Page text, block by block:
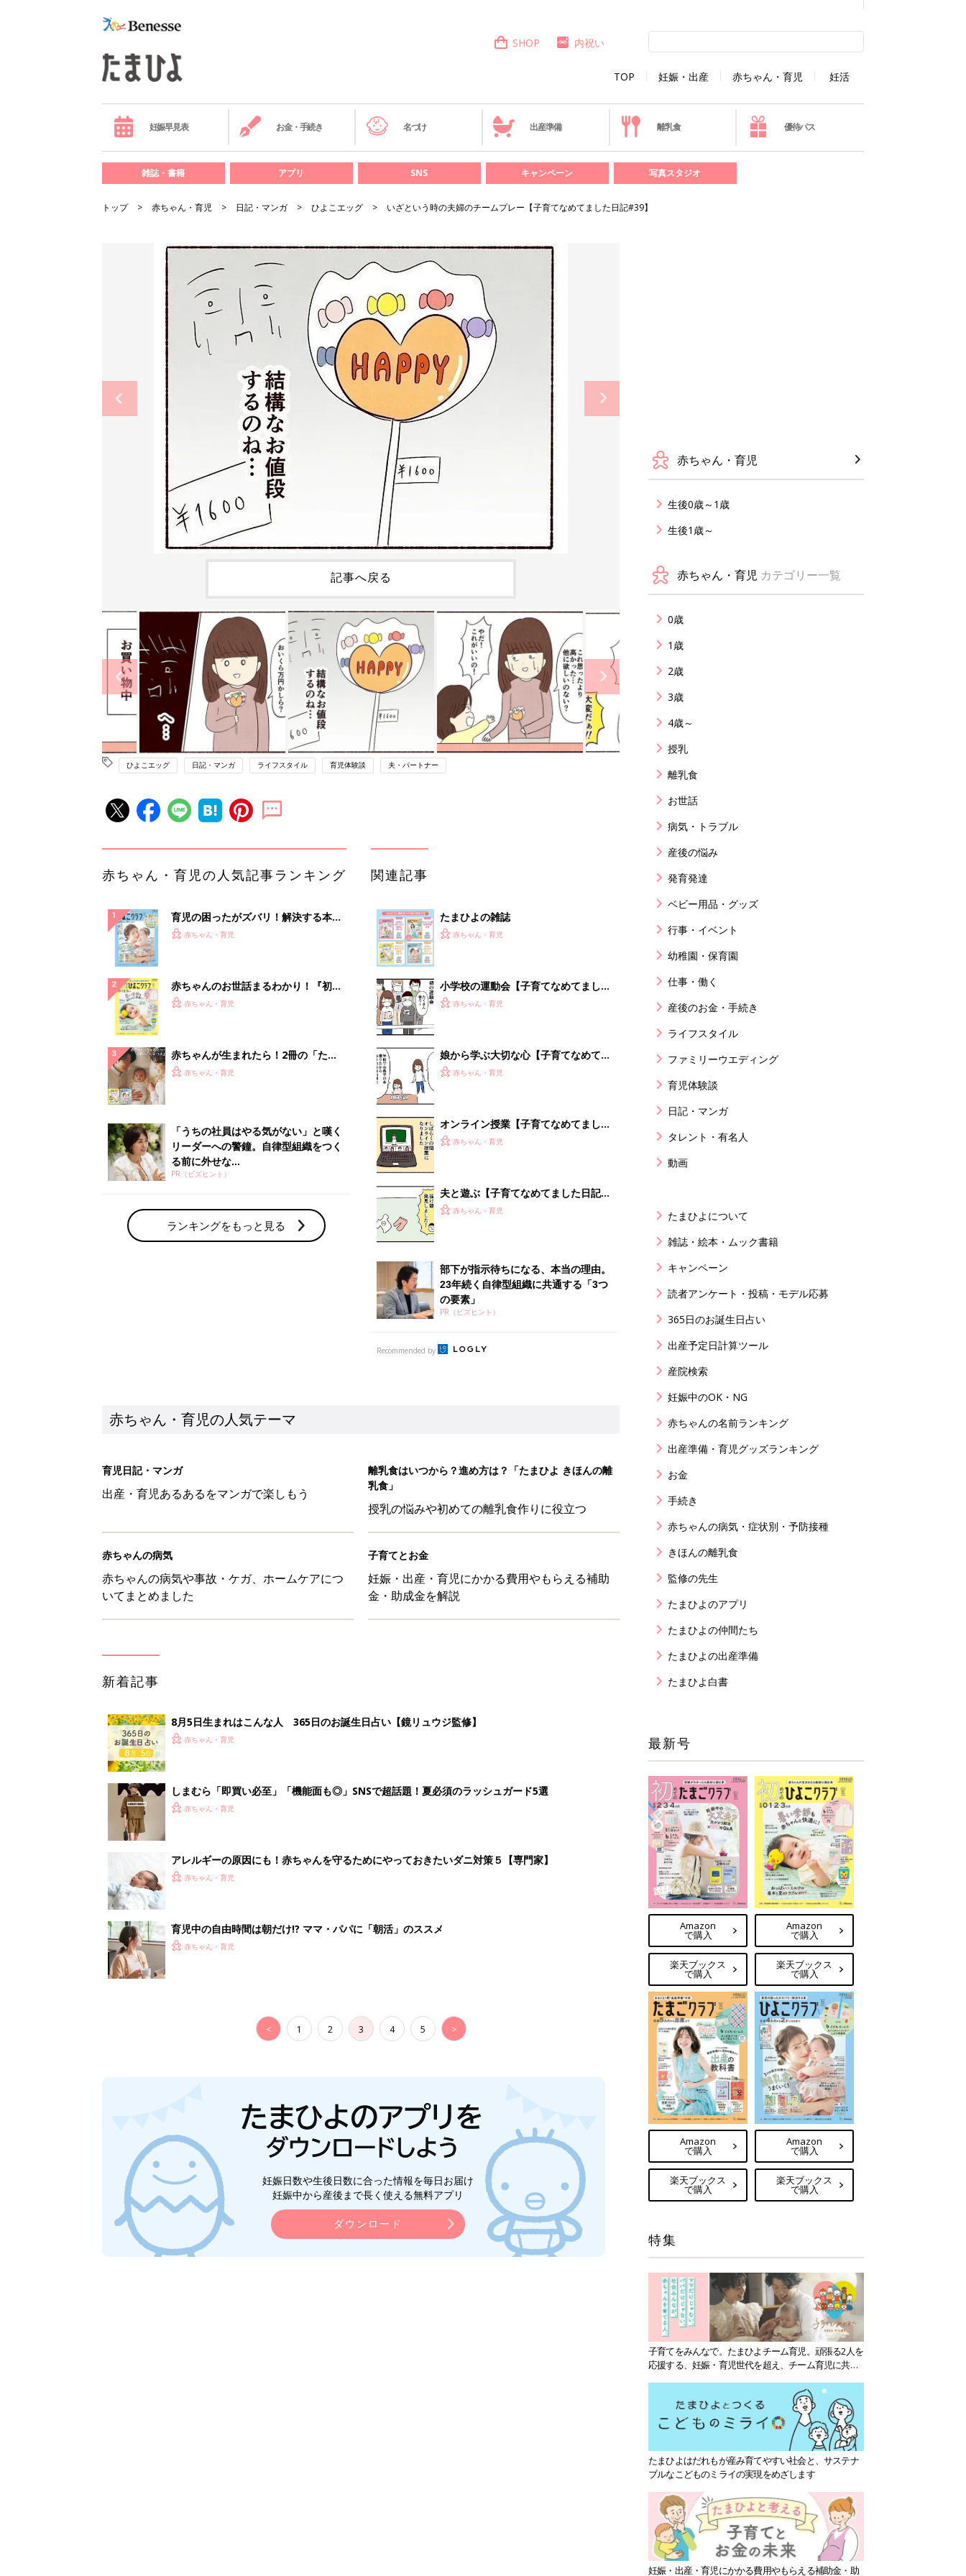
TOP 妊娠・出産 赤ちゃん・育児 妊活
SHOP 内祝い
妊娠早見表 お金・手続き 名づけ 出産準備 離乳食 優待パス
雑誌・書籍 アプリ SNS キャンペーン 写真スタジオ
トップ 赤ちゃん・育児 日記・マンガ ひよこエッグ いざという時の夫婦のチームプレー【子育てなめてました日記#39】
記事へ戻る
ひよこエッグ 日記・マンガ ライフスタイル 育児体験談 夫・パートナー
赤ちゃん・育児の人気記事ランキング
育児の困ったがズバリ！解決する本
『ひよこクラブ 夏号』 4カ月～2才
赤ちゃん・育児
赤ちゃんのお世話まるわかり！『初め
てのひよこクラブ 夏号』〈巻頭大特
赤ちゃん・育児
赤ちゃんが生まれたら！2冊の「たま
ひよ」
赤ちゃん・育児
「うちの社員はやる気がない」と嘆く
リーダーへの警鐘。自律型組織をつく
る前に外せな...
PR（ビズヒント）
ランキングをもっと見る
関連記事
たまひよの雑誌
赤ちゃん・育児
小学校の運動会【子育てなめてました
日記#146】
赤ちゃん・育児
娘から学ぶ大切な心【子育てなめてま
した日記#144】
赤ちゃん・育児
オンライン授業【子育てなめてました
日記#136】
赤ちゃん・育児
夫と遊ぶ【子育てなめてました日記
#132】
赤ちゃん・育児
部下が指示待ちになる、本当の理由。
23年続く自律型組織に共通する「3つ
の要素」
PR（ビズヒント）
Recommended by
赤ちゃん・育児の人気テーマ
育児日記・マンガ
出産・育児あるあるをマンガで楽しもう
離乳食はいつから？進め方は？「たまひよ きほんの離
乳食」
授乳の悩みや初めての離乳食作りに役立つ
赤ちゃんの病気
赤ちゃんの病気や事故・ケガ、ホームケアにつ
いてまとめました
子育てとお金
妊娠・出産・育児にかかる費用やもらえる補助
金・助成金を解説
新着記事
8月5日生まれはこんな人 365日のお誕生日占い【鏡リュウジ監修】
赤ちゃん・育児
しまむら「即買い必至」「機能面も◎」SNSで超話題！夏必須のラッシュガード5選
赤ちゃん・育児
アレルギーの原因にも！赤ちゃんを守るためにやっておきたいダニ対策５【専門家】
赤ちゃん・育児
育児中の自由時間は朝だけ!? ママ・パパに「朝活」のススメ
赤ちゃん・育児
< 1 2 3 4 5 >
妊娠日数や生後日数に合った情報を毎日お届け
妊娠中から産後まで長く使える無料アプリ
ダウンロード
赤ちゃん・育児
生後0歳～1歳
生後1歳～
赤ちゃん・育児 カテゴリー一覧
0歳
1歳
2歳
3歳
4歳～
授乳
離乳食
お世話
病気・トラブル
産後の悩み
発育発達
ベビー用品・グッズ
行事・イベント
幼稚園・保育園
仕事・働く
産後のお金・手続き
ライフスタイル
ファミリーウエディング
育児体験談
日記・マンガ
タレント・有名人
動画
たまひよについて
雑誌・絵本・ムック書籍
キャンペーン
読者アンケート・投稿・モデル応募
365日のお誕生日占い
出産予定日計算ツール
産院検索
妊娠中のOK・NG
赤ちゃんの名前ランキング
出産準備・育児グッズランキング
お金
手続き
赤ちゃんの病気・症状別・予防接種
きほんの離乳食
監修の先生
たまひよのアプリ
たまひよの仲間たち
たまひよの出産準備
たまひよ白書
最新号
Amazon
で購入
楽天ブックス
で購入
Amazon
で購入
楽天ブックス
で購入
Amazon
で購入
楽天ブックス
で購入
Amazon
で購入
楽天ブックス
で購入
特集
子育てをみんなで。たまひよチーム育児。頑張る2人を
応援する、妊娠・育児世代を超え、チーム育児に共感
たまひよはだれもが産み育てやすい社会と、サステナ
ブルなこどものミライの実現をめざします
妊娠・出産・育児にかかる費用やもらえる補助金・助